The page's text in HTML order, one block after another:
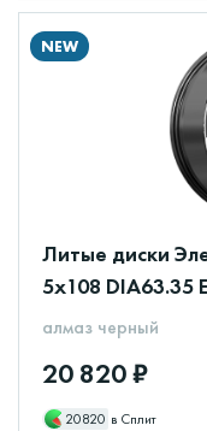
NEW
Литые диски
5x108 DIA63.35
алмаз черный
20 820 ₽
20820 в Сплит